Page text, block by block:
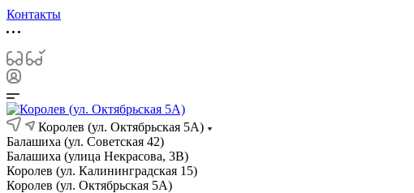
Контакты
Королев (ул. Октябрьская 5А)
Балашиха (ул. Советская 42)
Балашиха (улица Некрасова, 3В)
Королев (ул. Калининградская 15)
Королев (ул. Октябрьская 5А)